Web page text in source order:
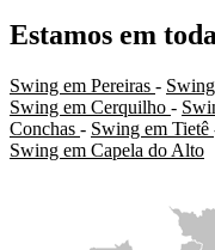
Estamos em
Swing em Pereiras -
Swing em Cerquilho -
Conchas - Swing em Tietê
Swing em Capela do Alto